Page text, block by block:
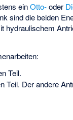
einOtto-oder
sind die beiden
hydraulischem
Teil.
Teil. Der andere